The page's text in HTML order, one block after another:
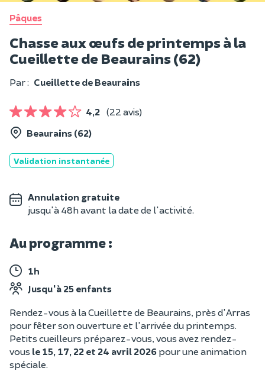
Pâques
Chasse aux œufs de printemps à la
Cueillette de Beaurains (62)
Par : Cueillette de Beaurains
4,2 (22 avis)
Beaurains (62)
Validation instantanée
Annulation gratuite
jusqu'à 48h avant la date de l'activité.
Au programme :
1h
Jusqu'à 25 enfants
Rendez-vous à la Cueillette de Beaurains, près d'Arras
pour fêter son ouverture et l'arrivée du printemps.
Petits cueilleurs préparez-vous, vous avez rendez-
vous le 15, 17, 22 et 24 avril 2026 pour une animation
spéciale.